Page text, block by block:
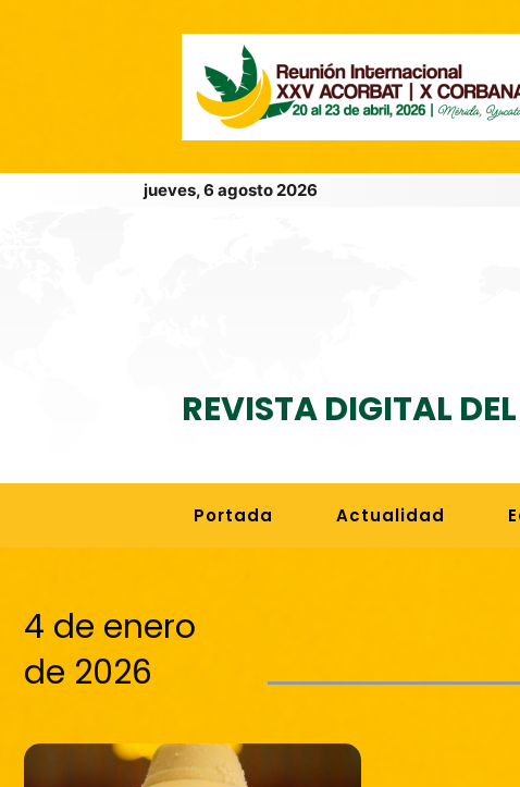
jueves, 6 agosto 2026
REVISTA DIGITAL
Portada Actualidad
4 de enero
de 2026